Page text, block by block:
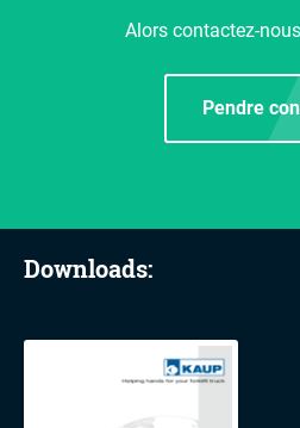
Alors contactez-
Pendre
Downloads: